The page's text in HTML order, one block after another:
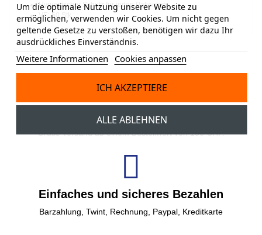
Hygienischer Schutz für jeden Patienten
VE: 50 Stk.
Gratisversand
Gratis Versand ab einem Bestellwert von 150 CHF.
Einfaches und sicheres Bezahlen
Barzahlung, Twint, Rechnung, Paypal, Kreditkarte
Um die optimale Nutzung unserer Website zu
ermöglichen, verwenden wir Cookies. Um nicht gegen
geltende Gesetze zu verstoßen, benötigen wir dazu Ihr
ausdrückliches Einverständnis.
Weitere Informationen Cookies anpassen
ALLE ABLEHNEN
ICH AKZEPTIERE